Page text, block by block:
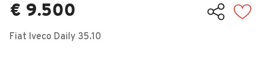
€ 9.500
Fiat Iveco Daily 35.10